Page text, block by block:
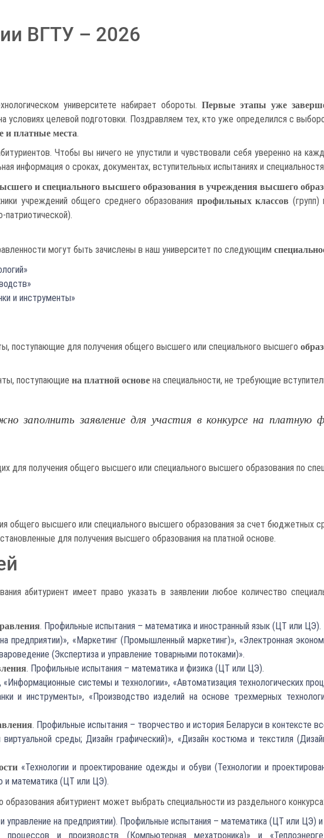
ВГТУ – 2026
университете набирает обороты.Первые этапы уже
условиях целевой подготовки. Поздравляем тех, кто уже определился с
и платные места.
Чтобы вы ничего не упустили и чувствовали себя уверенно на
информация о сроках, документах, вступительных испытаниях и
и специального высшего образования в учреждения высшего
учреждений общего среднего образования профильных классов (групп)
патриотической).
могут быть зачислены в наш университет по следующим
и инструменты»
поступающие для получения общего высшего или специального высшего
поступающие на платной основена специальности, не требующие
заполнить заявление для участия в конкурсе на платную
для получения общего высшего или специального высшего образования по
общего высшего или специального высшего образования за счет бюджетных
для получения высшего образования на платной основе.
абитуриент имеет право указать в заявлении любое количество
. Профильные испытания – математика и иностранный язык (ЦТ или ЦЭ).
предприятии)», «Маркетинг (Промышленный маркетинг)», «Электронная
(Экспертиза и управление товарными потоками)».
. Профильные испытания – математика и физика (ЦТ или ЦЭ).
системы и технологии», «Автоматизация технологических
и инструменты», «Производство изделий на основе трехмерных
. Профильные испытания – творчество и история Беларуси в контексте
среды; Дизайн графический)», «Дизайн костюма и текстиля
«Технологии и проектирование одежды и обуви (Технологии и
и математика (ЦТ или ЦЭ).
абитуриент может выбрать специальности из раздельного конкурса:
управление на предприятии). Профильные испытания – математика (ЦТ или ЦЭ)
процессов и производств (Компьютерная мехатроника)» и